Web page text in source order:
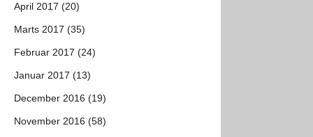
April 2017 (20)
Marts 2017 (35)
Februar 2017 (24)
Januar 2017 (13)
December 2016 (19)
November 2016 (58)